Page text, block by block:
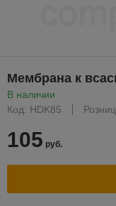
Мембрана к
В наличии
Код: HDK85
105 руб.